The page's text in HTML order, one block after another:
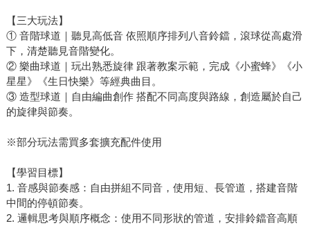
【三大玩法】
① 音階球道｜聽見高低音 依照順序排列八音鈴鐺，滾球從高處滑
下，清楚聽見音階變化。
② 樂曲球道｜玩出熟悉旋律 跟著教案示範，完成《小蜜蜂》《小
星星》《生日快樂》等經典曲目。
③ 造型球道｜自由編曲創作 搭配不同高度與路線，創造屬於自己
的旋律與節奏。
※部分玩法需買多套擴充配件使用
【學習目標】
1. 音感與節奏感：自由拼組不同音，使用短、長管道，搭建音階
中間的停頓節奏。
2. 邏輯思考與順序概念：使用不同形狀的管道，安排鈴鐺音高順